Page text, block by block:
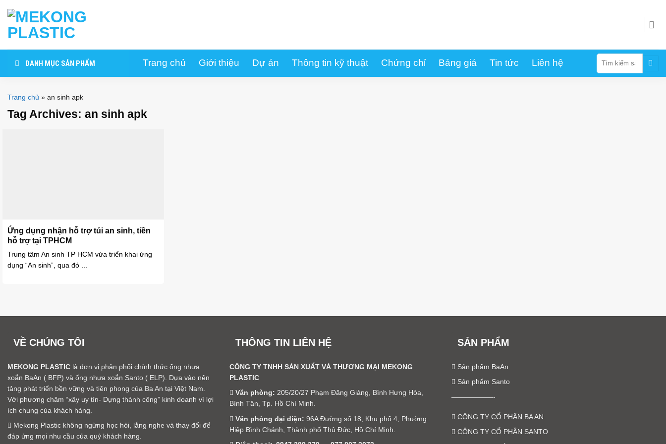
content
DANH MỤC SẢN PHẨM Trang chủ Giới thiệu Dự án Thông tin kỹ thuật Chứng chỉ Bảng giá Tin tức Liên hệ
Tìm
kiếm:
Trang chủ » an sinh apk
Tag Archives: an sinh apk
Ứng dụng nhận hỗ trợ túi an sinh, tiền
hỗ trợ tại TPHCM
Trung tâm An sinh TP HCM vừa triển khai ứng
dụng “An sinh”, qua đó ...
VỀ CHÚNG TÔI
MEKONG PLASTIC là đơn vị phân phối chính thức ống nhựa
xoắn BaAn ( BFP) và ống nhựa xoắn Santo ( ELP). Dựa vào nên
tảng phát triển bền vững và tiên phong của Ba An tại Việt Nam.
Với phương châm “xây uy tín- Dựng thành công” kinh doanh vì lợi
ích chung của khách hàng.
Mekong Plastic không ngừng học hỏi, lắng nghe và thay đổi để
đáp ứng mọi nhu cầu của quý khách hàng.
THÔNG TIN LIÊN HỆ
CÔNG TY TNHH SẢN XUẤT VÀ THƯƠNG MẠI MEKONG
PLASTIC
Văn phòng: 205/20/27 Phạm Đăng Giảng, Bình Hưng Hòa,
Bình Tân, Tp. Hồ Chí Minh.
Văn phòng đại diện: 96A Đường số 18, Khu phố 4, Phường
Hiệp Bình Chánh, Thành phố Thủ Đức, Hồ Chí Minh.
SẢN PHẨM
Sản phẩm BaAn
Sản phẩm Santo
——————-
CÔNG TY CỔ PHẦN BA AN
CÔNG TY CỔ PHẦN SANTO